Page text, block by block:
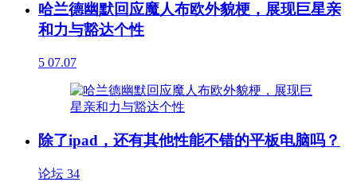
哈兰德幽默回应魔人布欧外貌梗，展现巨星亲
和力与豁达个性
5 07.07
除了ipad，还有其他性能不错的平板电脑吗？
论坛 34